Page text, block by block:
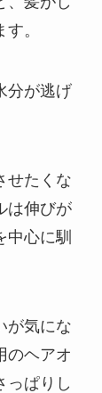
。
分が逃げ
せたくな
は伸びが
中心に馴
が気にな
のヘアオ
っぱりし